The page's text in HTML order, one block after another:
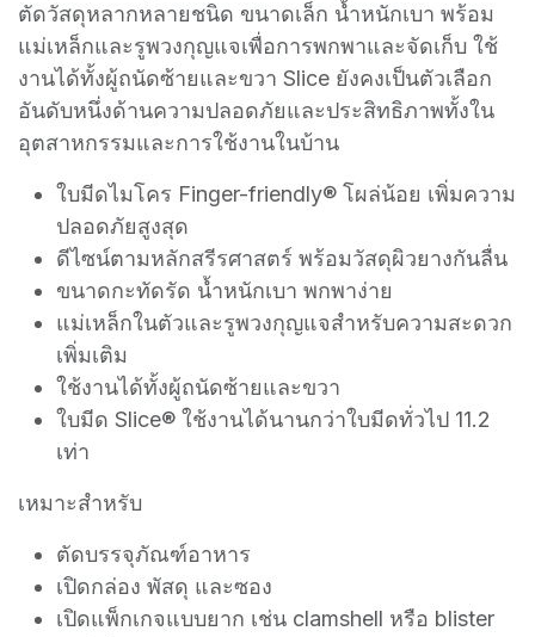
ตัดวัสดุหลากหลายชนิด ขนาดเล็ก น้ำหนักเบา พร้อม
แม่เหล็กและรูพวงกุญแจเพื่อการพกพาและจัดเก็บ ใช้
งานได้ทั้งผู้ถนัดซ้ายและขวา Slice ยังคงเป็นตัวเลือก
อันดับหนึ่งด้านความปลอดภัยและประสิทธิภาพทั้งใน
อุตสาหกรรมและการใช้งานในบ้าน
ใบมีดไมโคร Finger-friendly® โผล่น้อย เพิ่มความ
ปลอดภัยสูงสุด
ดีไซน์ตามหลักสรีรศาสตร์ พร้อมวัสดุผิวยางกันลื่น
ขนาดกะทัดรัด น้ำหนักเบา พกพาง่าย
แม่เหล็กในตัวและรูพวงกุญแจสำหรับความสะดวก
เพิ่มเติม
ใช้งานได้ทั้งผู้ถนัดซ้ายและขวา
ใบมีด Slice® ใช้งานได้นานกว่าใบมีดทั่วไป 11.2
เท่า
เหมาะสำหรับ
ตัดบรรจุภัณฑ์อาหาร
เปิดกล่อง พัสดุ และซอง
เปิดแพ็กเกจแบบยาก เช่น clamshell หรือ blister